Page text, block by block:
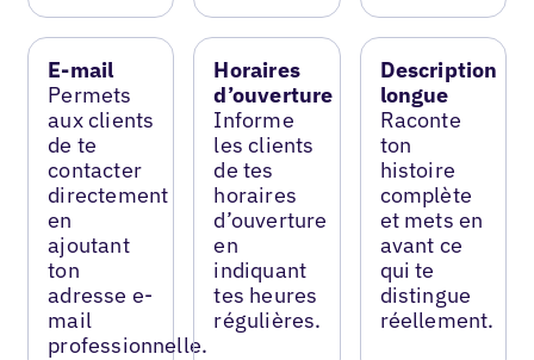
E-mail
Permets
aux clients
de te
contacter
directement
en
ajoutant
ton
adresse e-
mail
professionnelle.
Horaires
d’ouverture
Informe
les clients
de tes
horaires
d’ouverture
en
indiquant
tes heures
régulières.
Description
longue
Raconte
ton
histoire
complète
et mets en
avant ce
qui te
distingue
réellement.